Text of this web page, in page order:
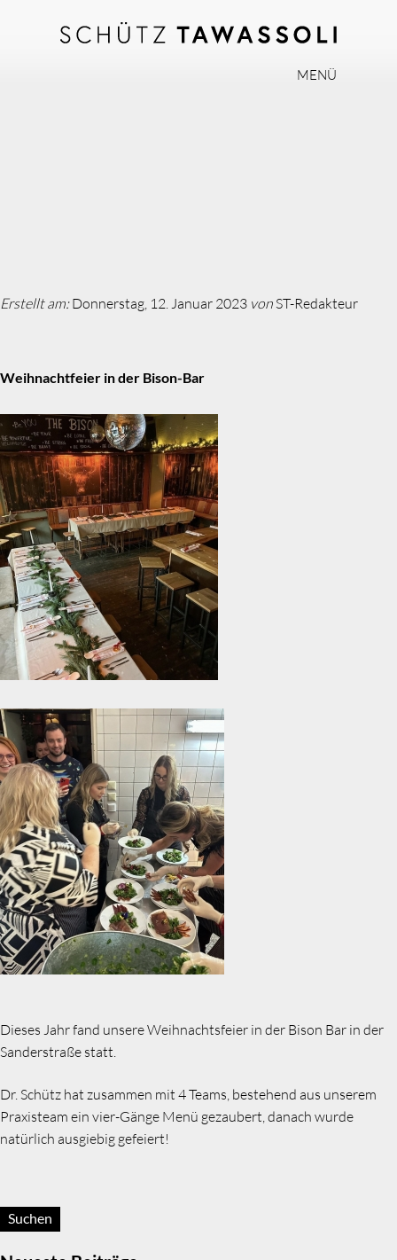
JOBS
MENÜ
Erstellt am:Donnerstag, 12. Januar 2023 vonST-Redakteur
Weihnachtfeier in der Bison-Bar
Dieses Jahr fand unsere Weihnachtsfeier in der Bison Bar in der
Sanderstraße statt.
Dr. Schütz hat zusammen mit 4 Teams, bestehend aus unserem
Praxisteam ein vier-Gänge Menü gezaubert, danach wurde
natürlich ausgiebig gefeiert!